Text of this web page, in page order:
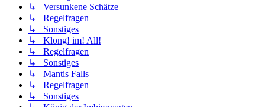
↳ Versunkene Schätze
↳ Regelfragen
↳ Sonstiges
↳ Klong! im! All!
↳ Regelfragen
↳ Sonstiges
↳ Mantis Falls
↳ Regelfragen
↳ Sonstiges